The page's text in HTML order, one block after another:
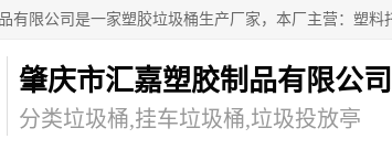
肇庆市汇嘉塑胶制品有限公司
分类垃圾桶,挂车垃圾桶,垃圾投放亭